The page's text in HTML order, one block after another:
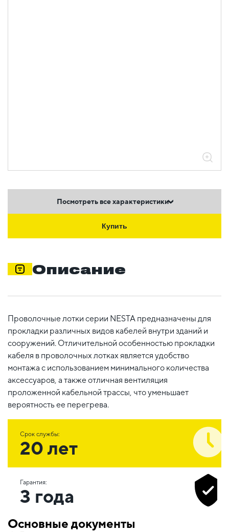
Посмотреть все характеристики
Купить
Описание
Проволочные лотки серии NESTA предназначены для
прокладки различных видов кабелей внутри зданий и
сооружений. Отличительной особенностью прокладки
кабеля в проволочных лотках является удобство
монтажа с использованием минимального количества
аксессуаров, а также отличная вентиляция
проложенной кабельной трассы, что уменьшает
вероятность ее перегрева.
Срок службы:
20 лет
Гарантия:
3 года
Основные документы